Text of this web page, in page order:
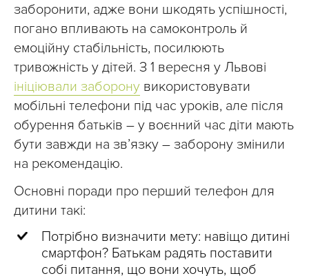
заборонити, адже вони шкодять успішності,
погано впливають на самоконтроль й
емоційну стабільність, посилюють
тривожність у дітей. З 1 вересня у Львові
ініціювали заборону використовувати
мобільні телефони під час уроків, але після
обурення батьків – у воєнний час діти мають
бути завжди на зв’язку – заборону змінили
на рекомендацію.
Основні поради про перший телефон для
дитини такі:
Потрібно визначити мету: навіщо дитині
смартфон? Батькам радять поставити
собі питання, що вони хочуть, щоб